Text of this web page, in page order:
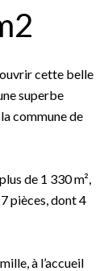
cette belle
superbe
commune de
de 1 330 m²,
pièces, dont 4
à l’accueil